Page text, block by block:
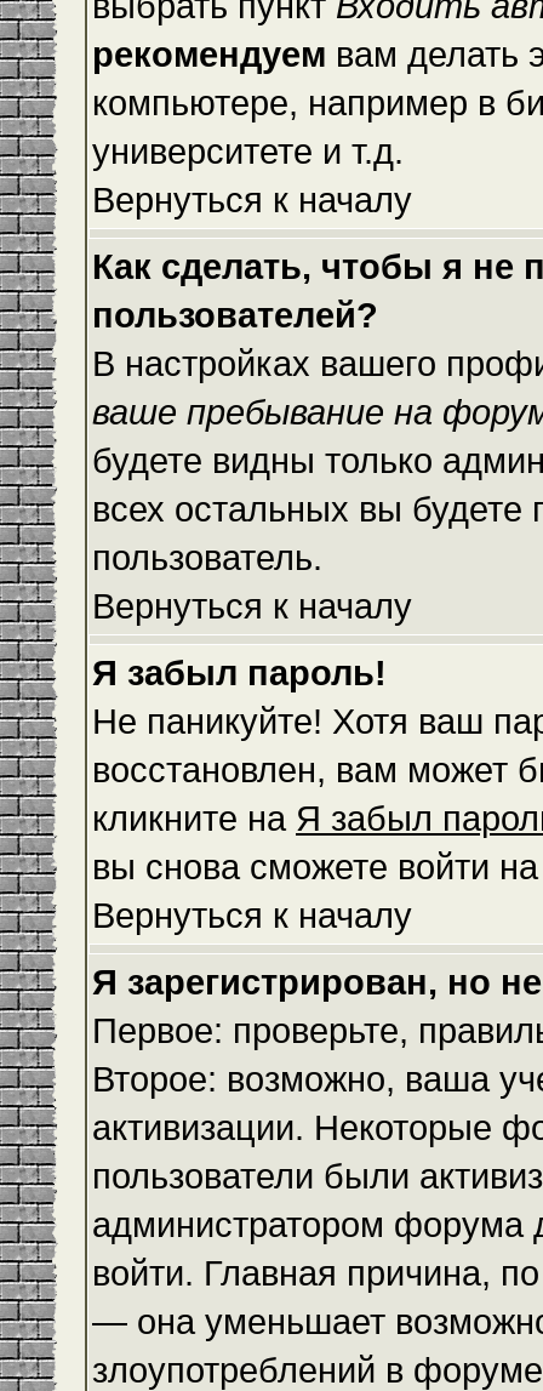
рекомендуем вам делать
компьютере, например в
университете и т.д.
Вернуться к началу
Как сделать, чтобы я не
пользователей?
В настройках вашего
ваше пребывание на
будете видны только
всех остальных вы будете
пользователь.
Вернуться к началу
Я забыл пароль!
Не паникуйте! Хотя ваш
восстановлен, вам может
кликните на Я забыл
вы снова сможете войти
Вернуться к началу
Я зарегистрирован, но
Первое: проверьте,
Второе: возможно, ваша
активизации. Некоторые
пользователи были
администратором форума
войти. Главная причина,
— она уменьшает
злоупотреблений в